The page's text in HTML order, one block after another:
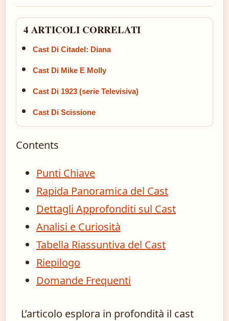
4 ARTICOLI CORRELATI
Cast Di Citadel: Diana
Cast Di Mike E Molly
Cast Di 1923 (serie Televisiva)
Cast Di Scissione
Contents
Punti Chiave
Rapida Panoramica del Cast
Dettagli Approfonditi sul Cast
Analisi e Curiosità
Tabella Riassuntiva del Cast
Riepilogo
Domande Frequenti
L’articolo esplora in profondità il cast